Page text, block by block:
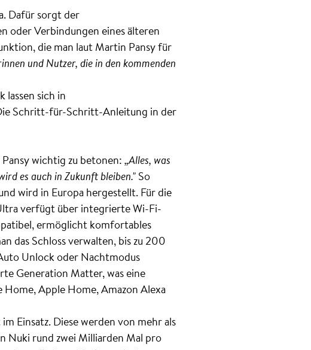
Dafür sorgt der
oder Verbindungen eines älteren
die man laut Martin Pansy für
und Nutzer, die in den kommenden
sich in
Schritt-für-Schritt-Anleitung in der
wichtig zu betonen:„Alles, was
es auch in Zukunft bleiben."So
wird in Europa hergestellt. Für die
verfügt über integrierte Wi-Fi-
ermöglicht komfortables
das Schloss verwalten, bis zu 200
Unlock oder Nachtmodus
Generation Matter, was eine
Apple Home, Amazon Alexa
Einsatz. Diese werden von mehr als
Nuki rund zwei Milliarden Mal pro